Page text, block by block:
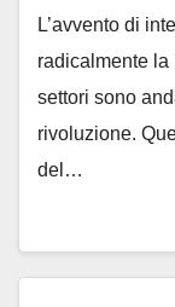
L’avvento di
radicalmente la
settori sono
rivoluzione.
del…